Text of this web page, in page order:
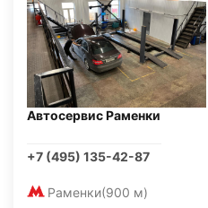
Автосервис Раменки
+7 (495) 135-42-87
Раменки(900 м)